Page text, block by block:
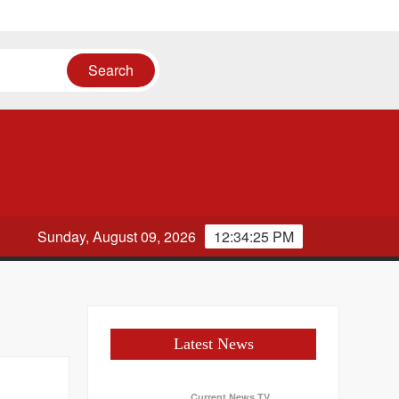
12:34:25 PM
Sunday, August 09, 2026
Latest News